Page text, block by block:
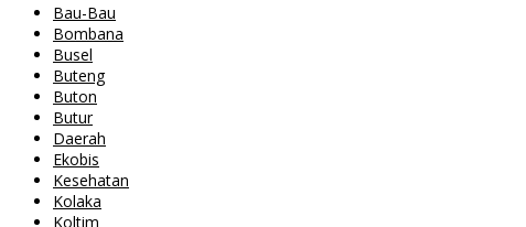
Bau-Bau
Bombana
Busel
Buteng
Buton
Butur
Daerah
Ekobis
Kesehatan
Kolaka
Koltim